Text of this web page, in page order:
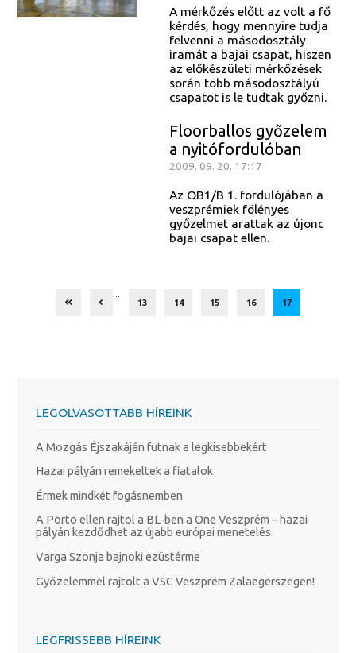
A mérkőzés előtt az volt a fő
kérdés, hogy mennyire tudja
felvenni a másodosztály
iramát a bajai csapat, hiszen
az előkészületi mérkőzések
során több másodosztályú
csapatot is le tudtak győzni.
Floorballos győzelem
a nyitófordulóban
2009. 09. 20. 17:17
Az OB1/B 1. fordulójában a
veszprémiek fölényes
győzelmet arattak az újonc
bajai csapat ellen.
13
14 15 16 17
LEGOLVASOTTABB HÍREINK
A Mozgás Éjszakáján futnak a legkisebbekért
Hazai pályán remekeltek a fiatalok
Érmek mindkét fogásnemben
A Porto ellen rajtol a BL-ben a One Veszprém – hazai
pályán kezdődhet az újabb európai menetelés
Varga Szonja bajnoki ezüstérme
Győzelemmel rajtolt a VSC Veszprém Zalaegerszegen!
LEGFRISSEBB HÍREINK